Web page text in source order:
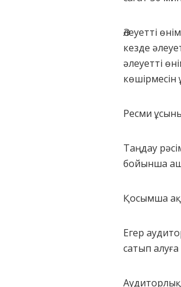
Әлеуетті
кезде
әлеуетті
көшірмесін
Ресми
Таңдау
бойынша
Қосымша
Егер
сатып
Аудиторлық